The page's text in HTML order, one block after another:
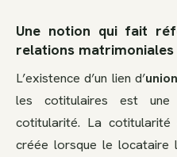
Une notion qui fait
relations
L’existence d’un lien d’
les cotitulaires est
cotitularité. La
créée lorsque le locataire